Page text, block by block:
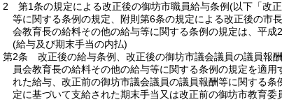
2
第1条の規定による改正後の御坊市職員給与条例(以下「改
等に関する条例の規定、附則第6条の規定による改正後の市
会教育長の給料その他の給与等に関する条例の規定は、平成
(給与及び期末手当の内払)
第2条
改正後の給与条例、改正後の御坊市議会議員の議員報
員会教育長の給料その他の給与等に関する条例の規定を適
れた給与、改正前の御坊市議会議員の議員報酬等に関する
定に基づいて支給された期末手当又は改正前の御坊市教育